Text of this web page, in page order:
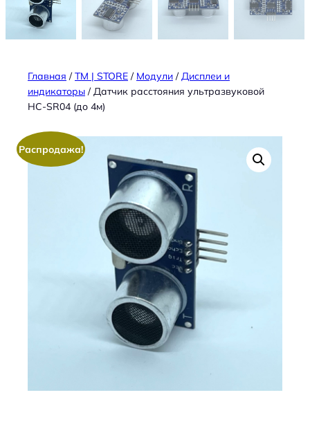
Главная /TM | STORE / Модули /Дисплеи и
индикаторы / Датчик расстояния ультразвуковой
HC-SR04 (до 4м)
Распродажа!